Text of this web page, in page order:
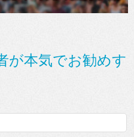
が本気でお勧めす